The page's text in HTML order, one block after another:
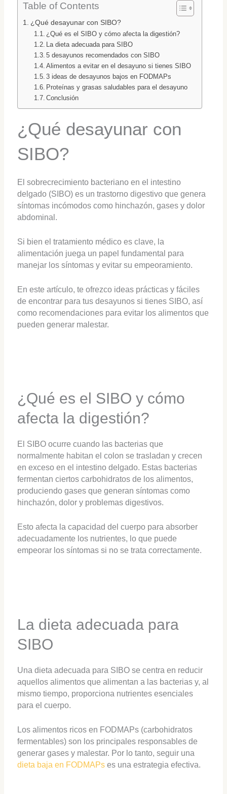
Table of Contents
¿Qué desayunar con SIBO?
¿Qué es el SIBO y cómo afecta la digestión?
La dieta adecuada para SIBO
5 desayunos recomendados con SIBO
Alimentos a evitar en el desayuno si tienes SIBO
3 ideas de desayunos bajos en FODMAPs
Proteínas y grasas saludables para el desayuno
Conclusión
¿Qué desayunar con
SIBO?
El sobrecrecimiento bacteriano en el intestino
delgado (SIBO) es un trastorno digestivo que genera
síntomas incómodos como hinchazón, gases y dolor
abdominal.
Si bien el tratamiento médico es clave, la
alimentación juega un papel fundamental para
manejar los síntomas y evitar su empeoramiento.
En este artículo, te ofrezco ideas prácticas y fáciles
de encontrar para tus desayunos si tienes SIBO, así
como recomendaciones para evitar los alimentos que
pueden generar malestar.
¿Qué es el SIBO y cómo
afecta la digestión?
El SIBO ocurre cuando las bacterias que
normalmente habitan el colon se trasladan y crecen
en exceso en el intestino delgado. Estas bacterias
fermentan ciertos carbohidratos de los alimentos,
produciendo gases que generan síntomas como
hinchazón, dolor y problemas digestivos.
Esto afecta la capacidad del cuerpo para absorber
adecuadamente los nutrientes, lo que puede
empeorar los síntomas si no se trata correctamente.
La dieta adecuada para
SIBO
Una dieta adecuada para SIBO se centra en reducir
aquellos alimentos que alimentan a las bacterias y, al
mismo tiempo, proporciona nutrientes esenciales
para el cuerpo.
Los alimentos ricos en FODMAPs (carbohidratos
fermentables) son los principales responsables de
generar gases y malestar. Por lo tanto, seguir una
dieta baja en FODMAPses una estrategia efectiva.